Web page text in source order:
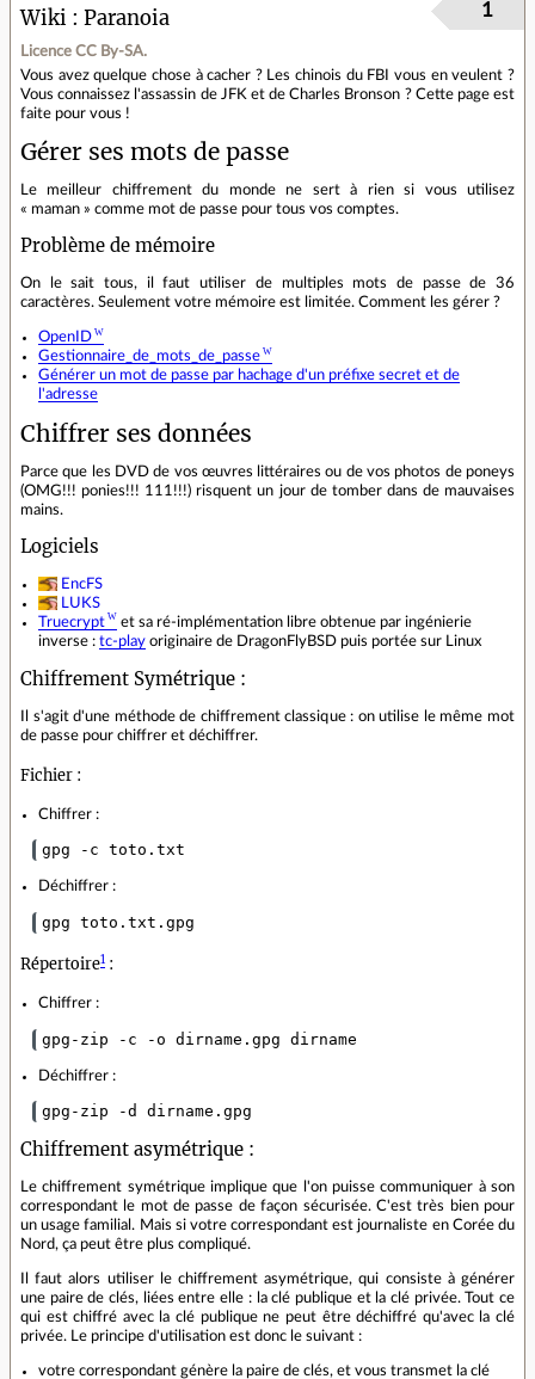
Wiki Paranoia
Licence CC By‑SA.
1
Vous avez quelque chose à cacher ? Les chinois du FBI vous en veulent ?
Vous connaissez l'assassin de JFK et de Charles Bronson ? Cette page est
faite pour vous !
Gérer ses mots de passe
Le meilleur chiffrement du monde ne sert à rien si vous utilisez
« maman » comme mot de passe pour tous vos comptes.
Problème de mémoire
On le sait tous, il faut utiliser de multiples mots de passe de 36
caractères. Seulement votre mémoire est limitée. Comment les gérer ?
OpenID
Gestionnaire_de_mots_de_passe
Générer un mot de passe par hachage d'un préfixe secret et de
l'adresse
Chiffrer ses données
Parce que les DVD de vos œuvres littéraires ou de vos photos de poneys
(OMG!!! ponies!!! 111!!!) risquent un jour de tomber dans de mauvaises
mains.
Logiciels
EncFS
LUKS
Truecrypt
et sa ré-implémentation libre obtenue par ingénierie
inverse : tc-play originaire de DragonFlyBSD puis portée sur Linux
Chiffrement Symétrique :
Il s'agit d'une méthode de chiffrement classique : on utilise le même mot
de passe pour chiffrer et déchiffrer.
Fichier :
Chiffrer :
gpg -c toto.txt
Déchiffrer :
gpg toto.txt.gpg
Répertoire1 :
Chiffrer :
gpg-zip -c -o dirname.gpg dirname
Déchiffrer :
gpg-zip -d dirname.gpg
Chiffrement asymétrique :
Le chiffrement symétrique implique que l'on puisse communiquer à son
correspondant le mot de passe de façon sécurisée. C'est très bien pour
un usage familial. Mais si votre correspondant est journaliste en Corée du
Nord, ça peut être plus compliqué.
Il faut alors utiliser le chiffrement asymétrique, qui consiste à générer
une paire de clés, liées entre elle : la clé publique et la clé privée. Tout ce
qui est chiffré avec la clé publique ne peut être déchiffré qu'avec la clé
privée. Le principe d'utilisation est donc le suivant :
votre correspondant génère la paire de clés, et vous transmet la clé